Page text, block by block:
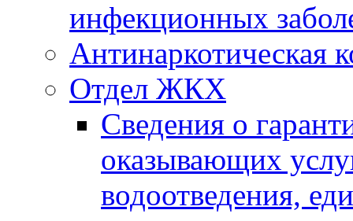
инфекционных
Антинаркотическая
Отдел ЖКХ
Сведения о
оказывающих
водоотведения,